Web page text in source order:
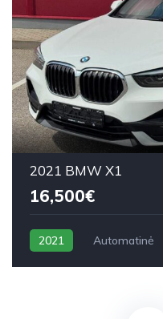
2021 BMW X1
16,500€
2021 Automatinė